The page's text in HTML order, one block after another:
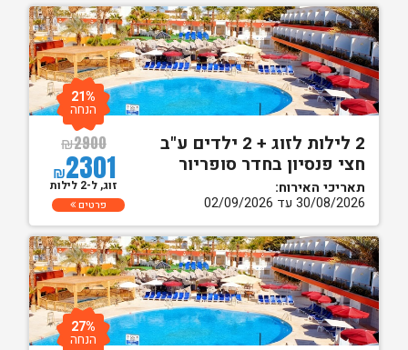
2 לילות לזוג + 2 ילדים ע"ב
חצי פנסיון בחדר סופריור
תאריכי האירוח:
30/08/2026 עד 02/09/2026
₪2900
₪2301
21%
הנחה
זוג, ל-2 לילות
פרטים
27%
הנחה